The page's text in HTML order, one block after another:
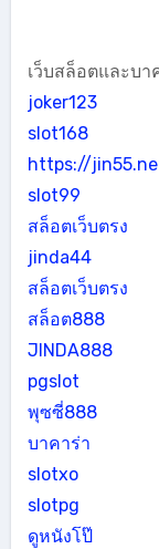
เว็บสล็อตและบา
joker123
slot168
https://
slot99
สล็อตเว็บตรง
jinda44
สล็อตเว็บตรง
สล็อต888
JINDA888
pgslot
พุซซี่888
บาคาร่า
slotxo
slotpg
ดูหนังโป๊